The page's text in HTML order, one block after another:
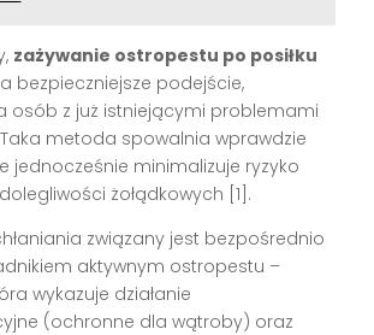
zażywanie ostropestu po posiłku
bezpieczniejsze podejście,
osób z już istniejącymi problemami
metoda spowalnia wprawdzie
jednocześnie minimalizuje ryzyko
żołądkowych [1].
związany jest bezpośrednio
aktywnym ostropestu –
wykazuje działanie
(ochronne dla wątroby) oraz